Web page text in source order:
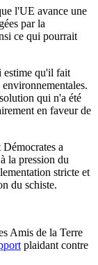
l'UE avance une
par la
ce qui pourrait
estime qu'il fait
qui n'a été
en faveur de
a
la pression du
stricte et
du schiste.
Amis de la Terre
plaidant contre